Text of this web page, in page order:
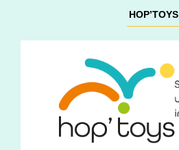
HOP’TOYS